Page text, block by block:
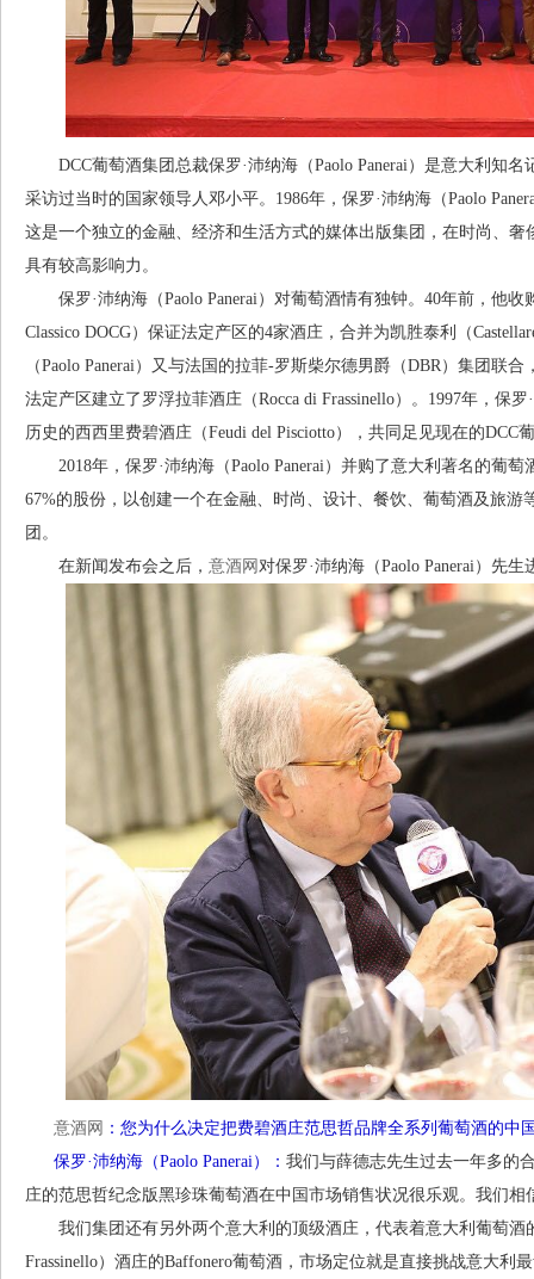
DCC葡萄酒集团总裁保罗·沛纳海（Paolo Panerai）是意大利知名
采访过当时的国家领导人邓小平。1986年，保罗·沛纳海（Paolo
这是一个独立的金融、经济和生活方式的媒体出版集团，在时尚、
具有较高影响力。
保罗·沛纳海（Paolo Panerai）对葡萄酒情有独钟。40年前，他收
Classico DOCG）保证法定产区的4家酒庄，合并为凯胜泰利（
（Paolo Panerai）又与法国的拉菲-罗斯柴尔德男爵（DBR）集团联合
法定产区建立了罗浮拉菲酒庄（Rocca di Frassinello）。1997年，保
历史的西西里费碧酒庄（Feudi del Pisciotto），共同足见现在的DCC
2018年，保罗·沛纳海（Paolo Panerai）并购了意大利著名的葡萄
67%的股份，以创建一个在金融、时尚、设计、餐饮、葡萄酒及旅
团。
在新闻发布会之后， 意酒网 对保罗·沛纳海（Paolo Panerai）先生
意酒网 ：您为什么决定把费碧酒庄范思哲品牌全系列葡萄酒的中
保罗·沛纳海（Paolo Panerai）： 我们与薛德志先生过去一年多的
庄的范思哲纪念版黑珍珠葡萄酒在中国市场销售状况很乐观。我们
我们集团还有另外两个意大利的顶级酒庄，代表着意大利葡萄酒
Frassinello）酒庄的Baffonero葡萄酒，市场定位就是直接挑战意大利